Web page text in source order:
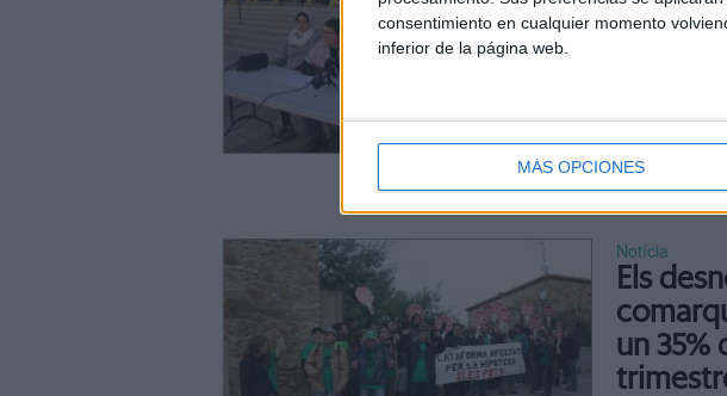
consentimiento en cualquier momento
inferior de la página web.
MÁS OPCIONES
seu de la
"l'onada de
...
Notícia
Els
un 35%